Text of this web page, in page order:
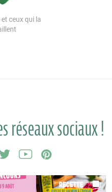
ceux qui la
réseaux sociaux !